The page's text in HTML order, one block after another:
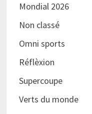
Mondial 2026
Non classé
Omni sports
Réflèxion
Supercoupe
Verts du monde